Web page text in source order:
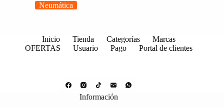
Neumática
Inicio Tienda Categorías
Marcas
OFERTAS
Usuario Pago Portal de clientes
Información